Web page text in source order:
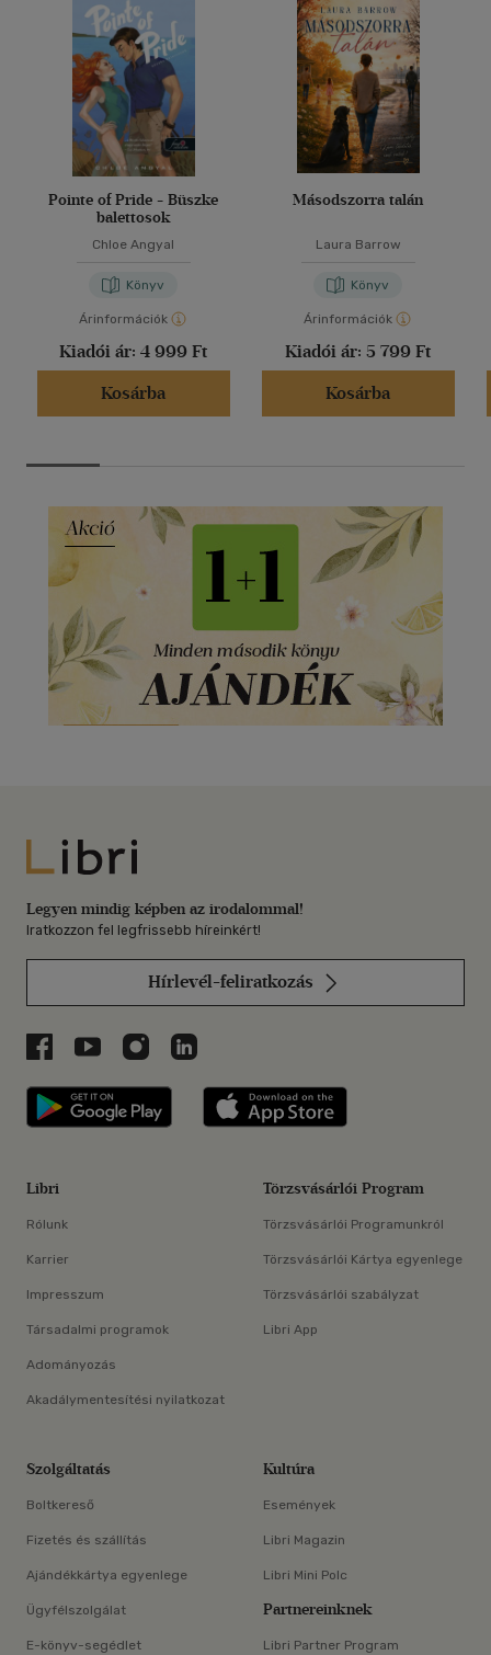
Pointe of Pride - Büszke
balettosok
Chloe Angyal
Könyv
Árinformációk
Kiadói ár: 4 999 Ft
Kosárba
Másodszorra talán
Laura Barrow
Könyv
Árinformációk
Kiadói ár: 5 799 Ft
Kosárba
Libri
Legyen mindig képben az irodalommal!
Iratkozzon fel legfrissebb híreinkért!
Hírlevél-feliratkozás
Libri a Facebookon
Libri a Youtube-on
Libri az Instagramon
Libri a LinkedInen
Libri applikáció Szerezd meg: Google
Libri
Rólunk
Karrier
Impresszum
Társadalmi programok
Adományozás
Akadálymentesítési nyilatkozat
Törzsvásárlói Program
Törzsvásárlói Programunkról
Törzsvásárlói Kártya egyenlege
Törzsvásárlói szabályzat
Libri App
Szolgáltatás
Boltkereső
Fizetés és szállítás
Ajándékkártya egyenlege
Ügyfélszolgálat
E-könyv-segédlet
Kultúra
Események
Libri Magazin
Libri Mini Polc
Partnereinknek
Libri Partner Program